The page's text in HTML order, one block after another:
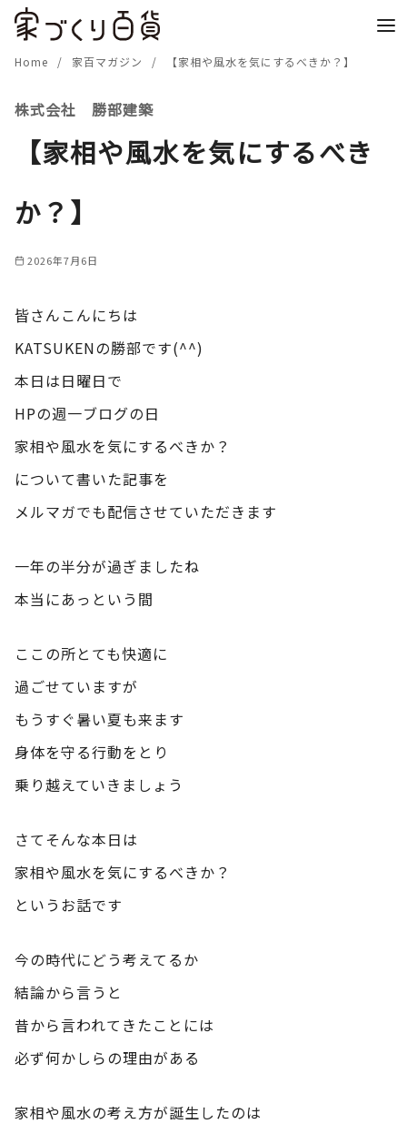
Home 家百マガジン 【家相や風水を気にするべきか？】
株式会社 勝部建築
【家相や風水を気にするべき
か？】
2026年7月6日
皆さんこんにちは
KATSUKENの勝部です(^^)
本日は日曜日で
HPの週一ブログの日
家相や風水を気にするべきか？
について書いた記事を
メルマガでも配信させていただきます
一年の半分が過ぎましたね
本当にあっという間
ここの所とても快適に
過ごせていますが
もうすぐ暑い夏も来ます
身体を守る行動をとり
乗り越えていきましょう
さてそんな本日は
家相や風水を気にするべきか？
というお話です
今の時代にどう考えてるか
結論から言うと
昔から言われてきたことには
必ず何かしらの理由がある
家相や風水の考え方が誕生したのは